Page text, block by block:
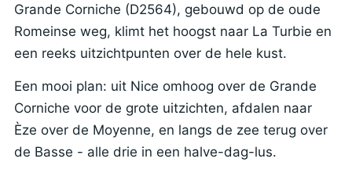
Grande Corniche (D2564), gebouwd op de oude
Romeinse weg, klimt het hoogst naar La Turbie en
een reeks uitzichtpunten over de hele kust.
Een mooi plan: uit Nice omhoog over de Grande
Corniche voor de grote uitzichten, afdalen naar
Èze over de Moyenne, en langs de zee terug over
de Basse - alle drie in een halve-dag-lus.